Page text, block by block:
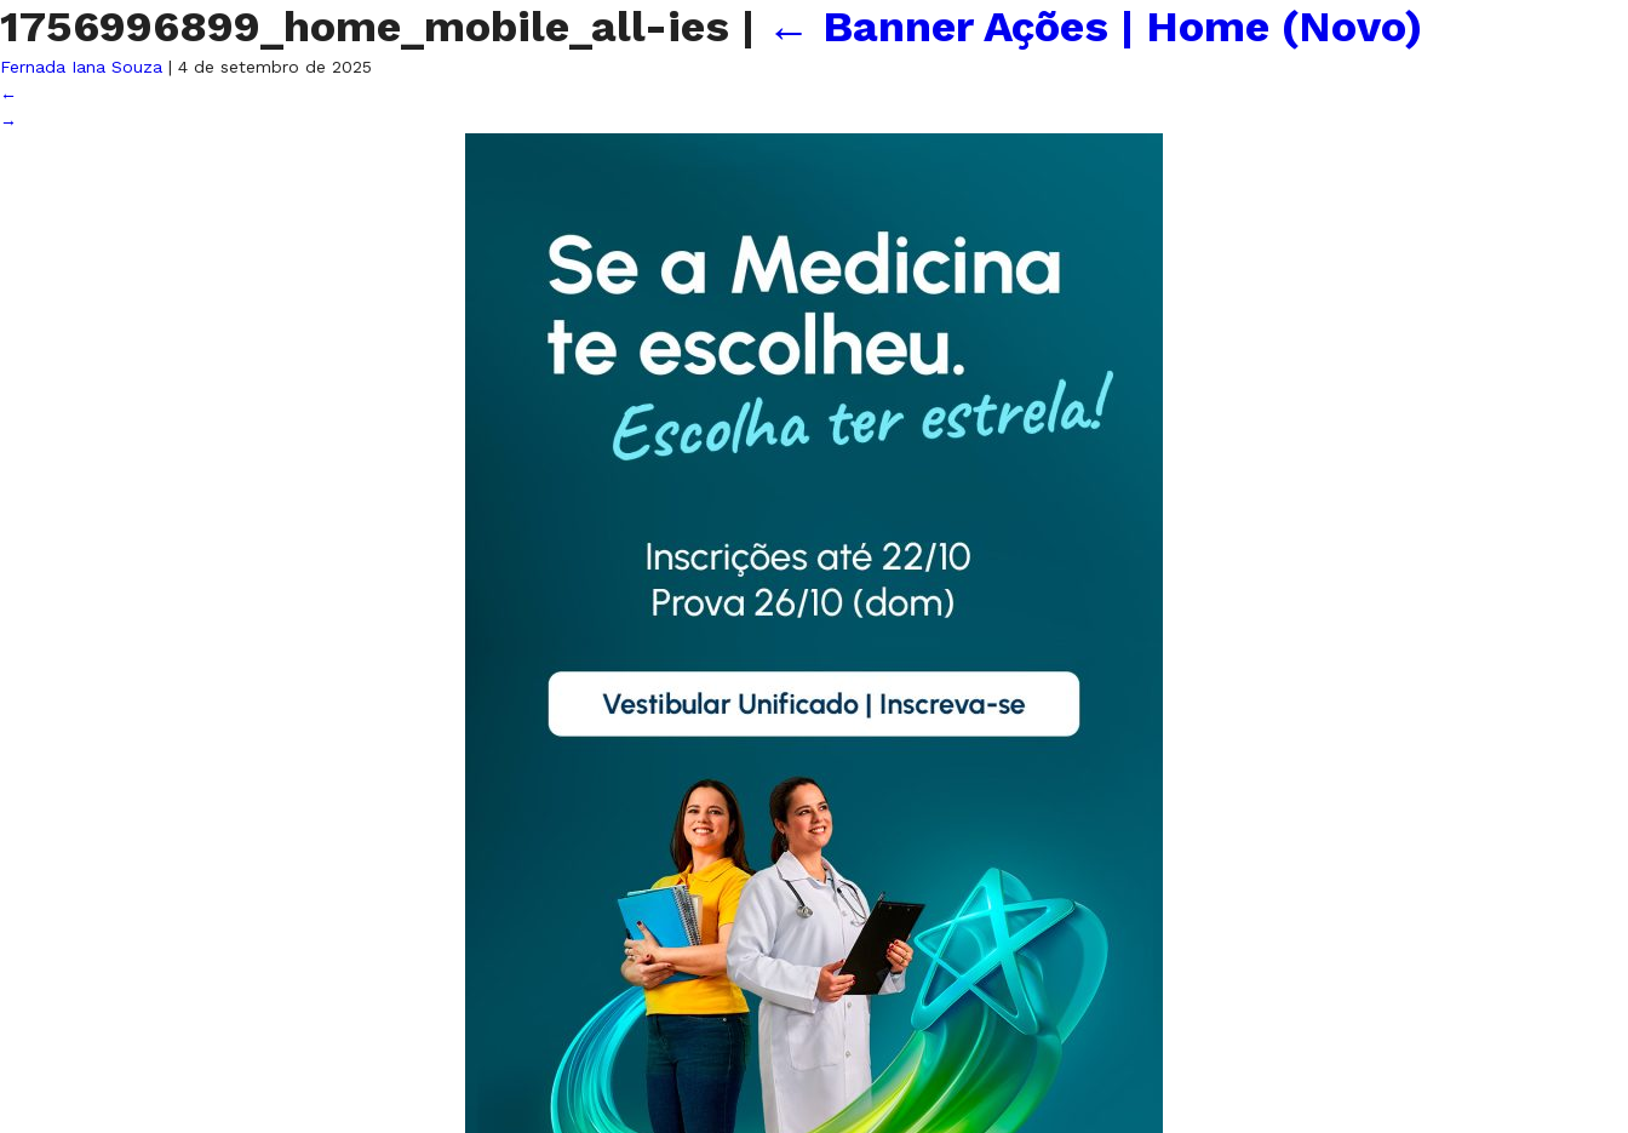
1756996899_home_mobile_all-ies | ← Banner Ações | Home (Novo)
Fernada Iana Souza | 4 de setembro de 2025
←
→